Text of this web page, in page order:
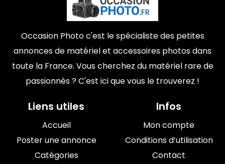
Occasion Photo c'est le spécialiste des petites
annonces de matériel et accessoires photos dans
toute la France. Vous cherchez du matériel rare de
passionnés ? C'est ici que vous le trouverez !
Liens utiles
Accueil
Poster une annonce
Catégories
Infos
Mon compte
Conditions d’utilisation
Contact